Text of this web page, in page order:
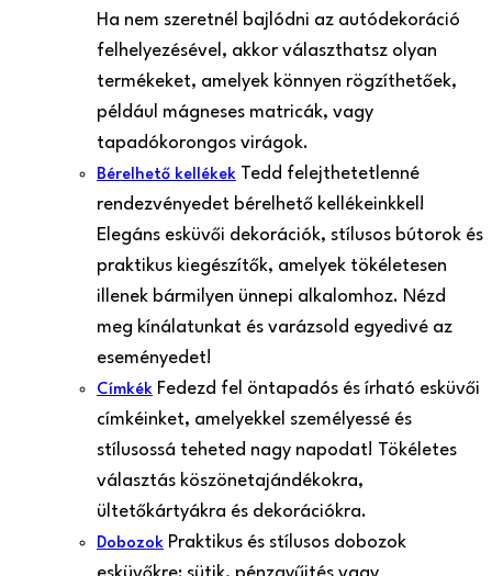
Ha nem szeretnél bajlódni az autódekoráció
felhelyezésével, akkor választhatsz olyan
termékeket, amelyek könnyen rögzíthetőek,
például mágneses matricák, vagy
tapadókorongos virágok.
Bérelhető kellékek Tedd felejthetetlenné
rendezvényedet bérelhető kellékeinkkel!
Elegáns esküvői dekorációk, stílusos bútorok és
praktikus kiegészítők, amelyek tökéletesen
illenek bármilyen ünnepi alkalomhoz. Nézd
meg kínálatunkat és varázsold egyedivé az
eseményedet!
Címkék Fedezd fel öntapadós és írható esküvői
címkéinket, amelyekkel személyessé és
stílusossá teheted nagy napodat! Tökéletes
választás köszönetajándékokra,
ültetőkártyákra és dekorációkra.
Dobozok Praktikus és stílusos dobozok